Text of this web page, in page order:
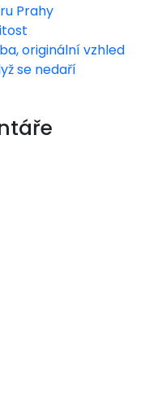
Prahy
originální vzhled
se nedaří